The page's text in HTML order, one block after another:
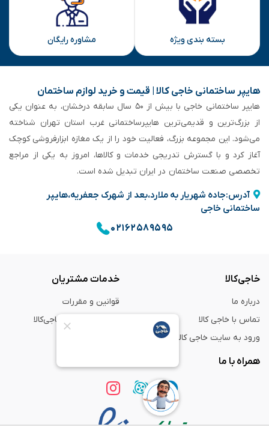
بسته بندی ویژه مشاوره رایگان
هایپر ساختمانی خاجی‌ کالا | قیمت و خرید لوازم ساختمان
هایپر ساختمانی خاجی‌ با بیش از ۵۰ سال سابقه‌ درخشان، به عنوان یکی
از بزرگ‌ترین و قدیمی‌ترین هایپرساختمانی‌ غرب استان تهران شناخته
می‌شود. این مجموعه بزرگ، فعالیت خود را از یک مغازه ابزارفروشی کوچک
آغاز کرد و با گسترش تدریجی خدمات و کالاها، امروز به یکی از مراجع
تخصصی صنعت ساختمان در ایران تبدیل شده است.
آدرس:جاده شهریار به ملارد،بعد از شهرک جعفریه،هایپر
ساختمانی خاجی
۰۲۱۶۲۵۸۹۵۹۵
خاجی‌کالا
درباره ما
تماس با خاجی کالا
ورود به سایت خاجی‌ کالا
خدمات مشتریان
قوانین و مقررات
راهنمای خرید از خاجی‌کالا
همراه با ما